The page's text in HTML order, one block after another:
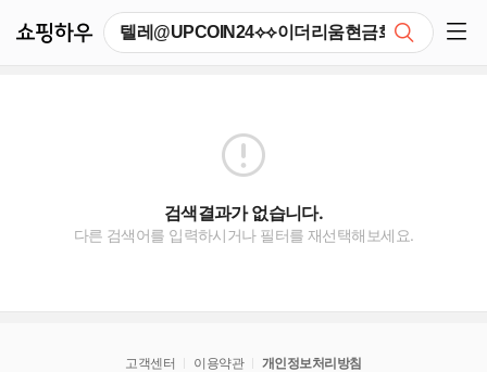
검색결과가 없습니다.
다른 검색어를 입력하시거나 필터를 재선택해보세요.
고객센터 이용약관
개인정보처리방침